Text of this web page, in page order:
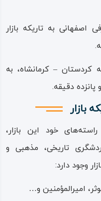
اصفهانی به تاریکه‌ بازار
کردستان – کرمانشاه، به
پانزده دقیقه.
بازار
خود این بازار،
تاریخی، مذهبی و
وجود دارد:
امیرالمؤمنین و…